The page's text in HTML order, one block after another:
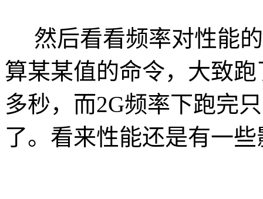
然后看看频率对性能
算某某值的命令，大致
多秒，而2G频率下跑完
了。看来性能还是有一